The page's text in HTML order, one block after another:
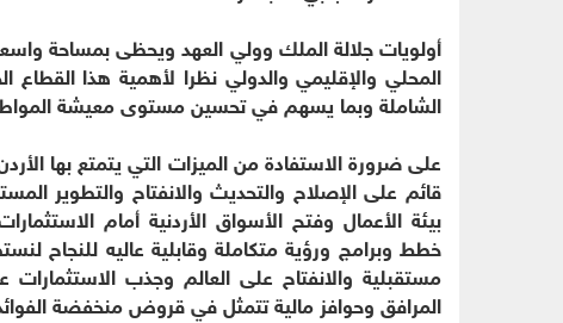
أولويات جلالة الملك وولي العهد ويحظى بمساحة
المحلي والإقليمي والدولي نظرا لأهمية هذا
الشاملة وبما يسهم في تحسين مستوى معيشة
على ضرورة الاستفادة من الميزات التي يتمتع بها
قائم على الإصلاح والتحديث والانفتاح والتطوير
بيئة الأعمال وفتح الأسواق الأردنية أمام
خطط وبرامج ورؤية متكاملة وقابلية عاليه للنجاح
مستقبلية والانفتاح على العالم وجذب
المرافق وحوافز مالية تتمثل في قروض منخفضة